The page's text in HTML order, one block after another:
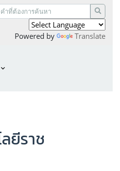
Powered by Translate
ยีราช